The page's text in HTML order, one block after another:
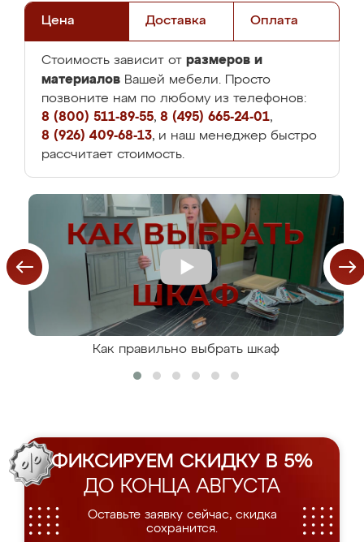
Цена Доставка Оплата
Стоимость зависит от размеров и
материалов Вашей мебели. Просто
позвоните нам по любому из телефонов:
8 (800) 511-89-55, 8 (495) 665-24-01,
8 (926) 409-68-13, и наш менеджер быстро
рассчитает стоимость.
Как правильно выбрать шкаф
ФИКСИРУЕМ СКИДКУ В 5%
ДО КОНЦА АВГУСТА
Оставьте заявку сейчас, скидка
сохранится.